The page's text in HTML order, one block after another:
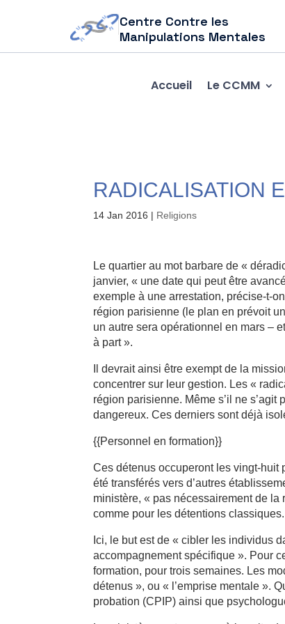
Centre Contre les
Manipulations Mentales
Accueil Le CCMM
RADICALISATION
14 Jan 2016 | Religions
Le quartier au mot barbare de «
janvier, « une date qui peut être
exemple à une arrestation, précise-t-
région parisienne (le plan en prévoit
un autre sera opérationnel en mars –
à part ».
Il devrait ainsi être exempt de la
concentrer sur leur gestion. Les «
région parisienne. Même s’il ne
dangereux. Ces derniers sont déjà
{{Personnel en formation}}
Ces détenus occuperont les vingt-huit
été transférés vers d’autres
ministère, « pas nécessairement de
comme pour les détentions classiques.
Ici, le but est de « cibler les individus
accompagnement spécifique ». Pour
formation, pour trois semaines. Les
détenus », ou « l’emprise mentale ».
probation (CPIP) ainsi que